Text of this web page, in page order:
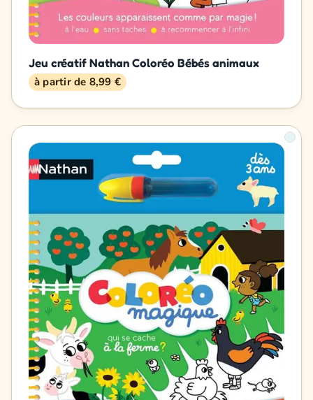
Jeu créatif Nathan Coloréo Bébés animaux
à partir de 8,99 €